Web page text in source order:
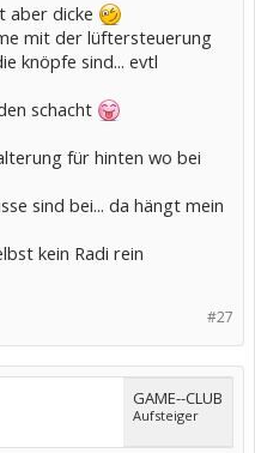
aber dicke
mit der lüftersteuerung
knöpfe sind... evtl
schacht
für hinten wo bei
sind bei... da hängt mein
kein Radi rein
#27
GAME--CLUB
Aufsteiger